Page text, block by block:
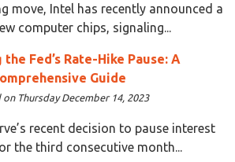
move, Intel has recently announced a
computer chips, signaling...
Fed’s Rate-Hike Pause: A
Guide
on Thursday December 14, 2023
recent decision to pause interest
the third consecutive month...